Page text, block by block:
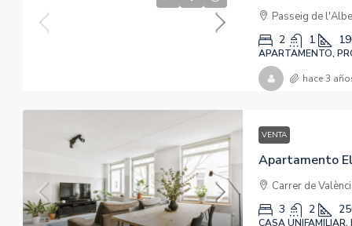
Passeig de
2 1
APARTAMENTO,
hace 3
VENTA
Apartamento
Carrer de
3 2
CASA UNIFAMILIAR,